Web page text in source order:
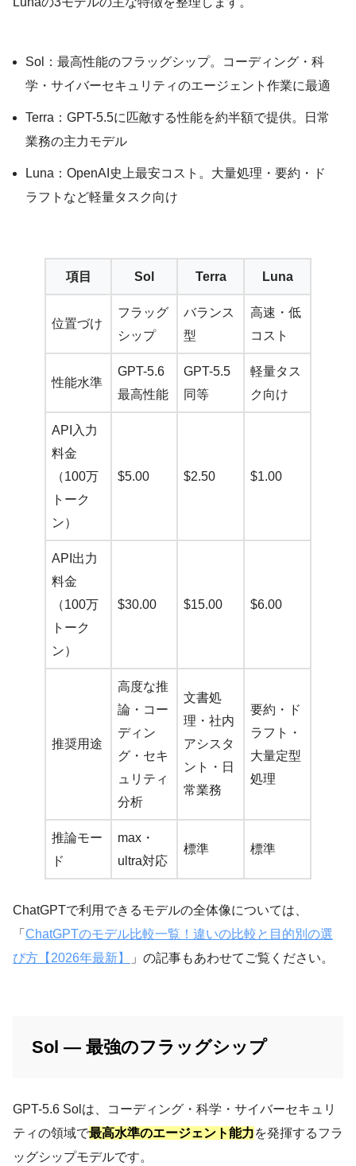
Sol：最高性能のフラッグシップ。コーディング・科
学・サイバーセキュリティのエージェント作業に最適
Terra：GPT-5.5に匹敵する性能を約半額で提供。日常
業務の主力モデル
Luna：OpenAI史上最安コスト。大量処理・要約・ド
ラフトなど軽量タスク向け
項目 Sol Terra Luna
位置づけ
フラッグ
シップ
バランス
型
高速・低
コスト
性能水準
GPT-5.6
最高性能
GPT-5.5
同等
軽量タス
ク向け
API入力
料金
（100万
トーク
ン）
$5.00 $2.50 $1.00
API出力
料金
（100万
トーク
ン）
$30.00 $15.00 $6.00
推奨用途
高度な推
論・コー
ディン
グ・セキ
ュリティ
分析
文書処
理・社内
アシスタ
ント・日
常業務
要約・ド
ラフト・
大量定型
処理
推論モー
ド
max・
ultra対応
標準 標準
ChatGPTで利用できるモデルの全体像については、
「 ChatGPTのモデル比較一覧！違いの比較と目的別の選
び方【2026年最新】
」の記事もあわせてご覧ください。
Sol — 最強のフラッグシップ
GPT-5.6 Solは、コーディング・科学・サイバーセキュリ
ティの領域で最高水準のエージェント能力を発揮するフラ
ッグシップモデルです。